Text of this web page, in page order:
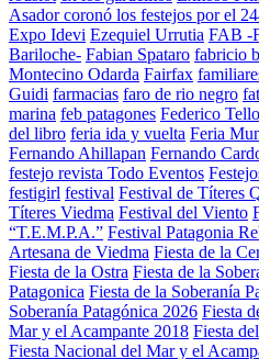
Asador coronó los festejos por el
Expo Idevi Ezequiel Urrutia FAB -
Bariloche- Fabian Spataro fabricio
Montecino Odarda Fairfax
Guidi farmacias faro de rio negro
marina feb patagones Federico Tello
del libro feria ida y vuelta Feria
Fernando Ahillapan Fernando
festejo revista Todo Eventos
festigirl festival Festival de Títeres
Títeres Viedma Festival del Viento
“T.E.M.P.A.” Festival Patagonia
Artesana de Viedma Fiesta de la
Fiesta de la Ostra Fiesta de la
Patagonica Fiesta de la Soberanía
Soberanía Patagónica 2026 Fiesta
Mar y el Acampante 2018 Fiesta
Fiesta Nacional del Mar y el